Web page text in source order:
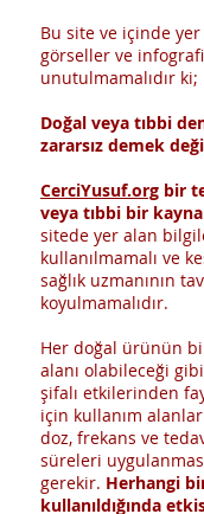
Bu site ve içinde
görseller ve
unutulmamalıdır ki;
Doğal veya tıbbi
zararsız demek
CerciYusuf.org bir
veya tıbbi bir
sitede yer alan
kullanılmamalı ve
sağlık uzmanının
koyulmamalıdır.
Her doğal ürünün
alanı olabileceği
şifalı etkilerinden
için kullanım
doz, frekans ve
süreleri
gerekir. Herhangi
kullanıldığında